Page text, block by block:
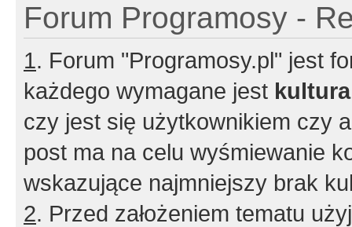
Forum Programosy -
1. Forum "Programosy.pl" jest
każdego wymagane jest
czy jest się użytkownikiem czy
post ma na celu wyśmiewanie
wskazujące najmniejszy brak
2. Przed założeniem tematu